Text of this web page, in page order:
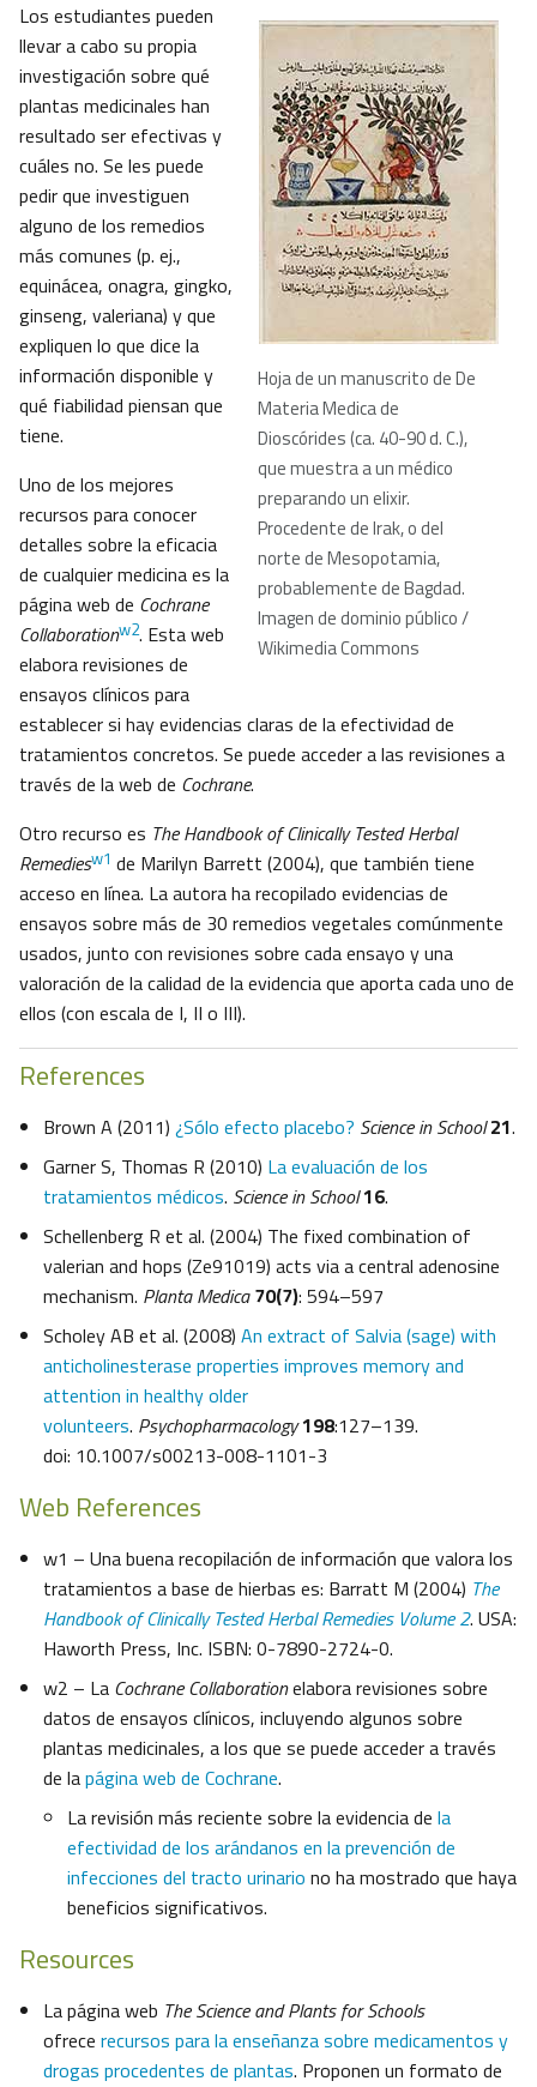
Hoja de un manuscrito de De
Materia Medica de
Dioscórides (ca. 40-90 d. C.),
que muestra a un médico
preparando un elixir.
Procedente de Irak, o del
norte de Mesopotamia,
probablemente de Bagdad.
Imagen de dominio público /
Wikimedia Commons
Los estudiantes pueden
llevar a cabo su propia
investigación sobre qué
plantas medicinales han
resultado ser efectivas y
cuáles no. Se les puede
pedir que investiguen
alguno de los remedios
más comunes (p. ej.,
equinácea, onagra, gingko,
ginseng, valeriana) y que
expliquen lo que dice la
información disponible y
qué fiabilidad piensan que
tiene.
Uno de los mejores
recursos para conocer
detalles sobre la eficacia
de cualquier medicina es la
página web de Cochrane
Collaborationw2. Esta web
elabora revisiones de
ensayos clínicos para
establecer si hay evidencias claras de la efectividad de
tratamientos concretos. Se puede acceder a las revisiones a
través de la web de Cochrane.
Otro recurso es The Handbook of Clinically Tested Herbal
Remediesw1 de Marilyn Barrett (2004), que también tiene
acceso en línea. La autora ha recopilado evidencias de
ensayos sobre más de 30 remedios vegetales comúnmente
usados, junto con revisiones sobre cada ensayo y una
valoración de la calidad de la evidencia que aporta cada uno de
ellos (con escala de I, II o III).
References
Brown A (2011) ¿Sólo efecto placebo? Science in School 21.
Garner S, Thomas R (2010) La evaluación de los
tratamientos médicos. Science in School16.
Schellenberg R et al. (2004) The fixed combination of
valerian and hops (Ze91019) acts via a central adenosine
mechanism. Planta Medica 70(7): 594–597
Scholey AB et al. (2008) An extract of Salvia (sage) with
anticholinesterase properties improves memory and
attention in healthy older
volunteers. Psychopharmacology198:127–139.
doi: 10.1007/s00213-008-1101-3
Web References
w1 – Una buena recopilación de información que valora los
tratamientos a base de hierbas es: Barratt M (2004) The
Handbook of Clinically Tested Herbal Remedies Volume 2. USA:
Haworth Press, Inc. ISBN: 0-7890-2724-0.
w2 – La Cochrane Collaborationelabora revisiones sobre
datos de ensayos clínicos, incluyendo algunos sobre
plantas medicinales, a los que se puede acceder a través
de lapágina web de Cochrane.
La revisión más reciente sobre la evidencia de la
efectividad de los arándanos en la prevención de
infecciones del tracto urinario no ha mostrado que haya
beneficios significativos.
Resources
La página web The Science and Plants for Schools
ofrece recursos para la enseñanza sobre medicamentos y
drogas procedentes de plantas. Proponen un formato de